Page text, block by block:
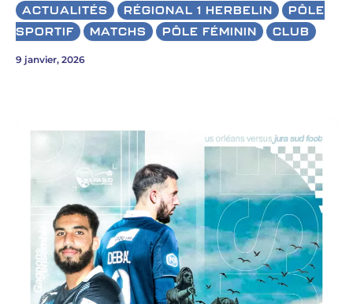
ACTUALITÉS RÉGIONAL 1 HERBELIN
PÔLE
SPORTIF
MATCHS PÔLE FÉMININ CLUB
9 janvier, 2026